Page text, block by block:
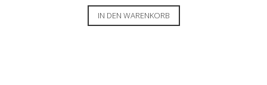
Smart Label Printer
IN DEN WARENKORB